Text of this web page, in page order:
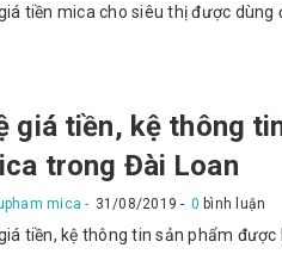
tiền mica cho siêu thị được dùng
giá tiền, kệ thông
trong Đài Loan
mica 31/08/2019 0 bình luận
tiền, kệ thông tin sản phẩm được